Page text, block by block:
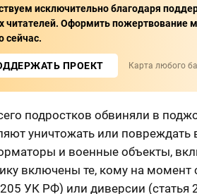
исключительно благодаря
читателей. Оформить пожертвование
сейчас.
ПРОЕКТ Карта любого
подростков обвиняли в
уничтожать или повреждать
и военные объекты,
включены те, кому на момент
205 УК РФ) или диверсии